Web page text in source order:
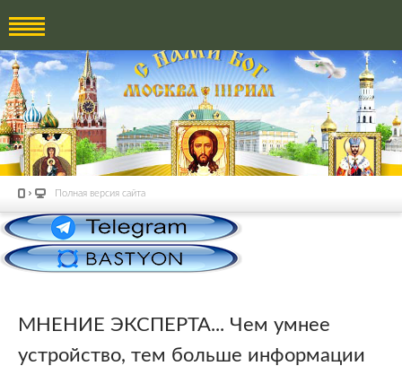
Полная версия сайта
МНЕНИЕ ЭКСПЕРТА... Чем умнее
устройство, тем больше информации